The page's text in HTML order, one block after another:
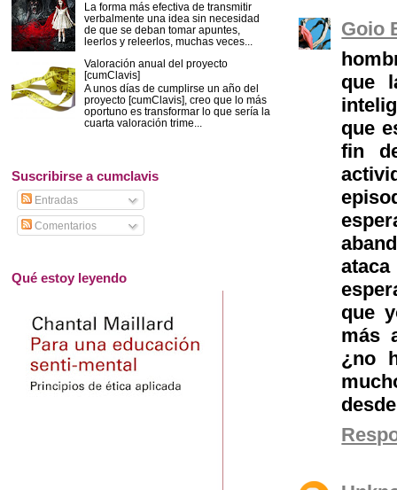
Goio
que
que
fin
que
más
¿no
La forma más efectiva de transmitir
verbalmente una idea sin necesidad
de que se deban tomar apuntes,
leerlos y releerlos, muchas veces...
Valoración anual del proyecto
[cumClavis]
A unos días de cumplirse un año del
proyecto [cumClavis], creo que lo más
oportuno es transformar lo que sería la
cuarta valoración trime...
Suscribirse a cumclavis
Entradas
Comentarios
Qué estoy leyendo